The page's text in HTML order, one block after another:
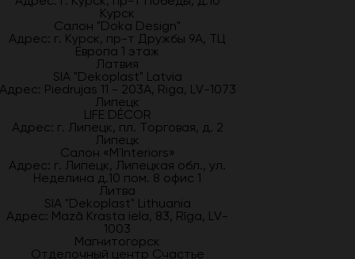
Курск
Салон "Doka Design"
Адрес: г. Курск, пр-т Дружбы 9А, ТЦ
Европа 1 этаж
Латвия
SIA "Dekoplast" Latvia
Piedrujas 11 - 203A, Riga, LV-1073
Липецк
LIFE DÉCOR
Адрес: г. Липецк, пл. Торговая, д. 2
Липецк
Салон «M`Interiors»
Адрес: г. Липецк, Липецкая обл., ул.
Неделина д.10 пом. 8 офис 1
Литва
SIA "Dekoplast" Lithuania
Адрес: Mazā Krasta iela, 83, Rīga, LV-
1003
Магнитогорск
Отделочный центр Счастье